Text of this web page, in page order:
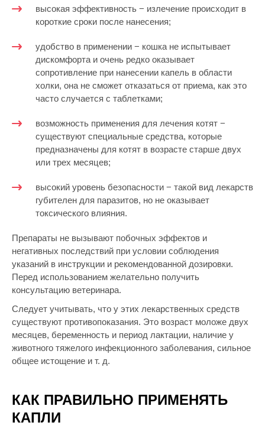
высокая эффективность − излечение происходит в
короткие сроки после нанесения;
удобство в применении − кошка не испытывает
дискомфорта и очень редко оказывает
сопротивление при нанесении капель в области
холки, она не сможет отказаться от приема, как это
часто случается с таблетками;
возможность применения для лечения котят −
существуют специальные средства, которые
предназначены для котят в возрасте старше двух
или трех месяцев;
высокий уровень безопасности − такой вид лекарств
губителен для паразитов, но не оказывает
токсического влияния.
Препараты не вызывают побочных эффектов и
негативных последствий при условии соблюдения
указаний в инструкции и рекомендованной дозировки.
Перед использованием желательно получить
консультацию ветеринара.
Следует учитывать, что у этих лекарственных средств
существуют противопоказания. Это возраст моложе двух
месяцев, беременность и период лактации, наличие у
животного тяжелого инфекционного заболевания, сильное
общее истощение и т. д.
КАК ПРАВИЛЬНО ПРИМЕНЯТЬ
КАПЛИ